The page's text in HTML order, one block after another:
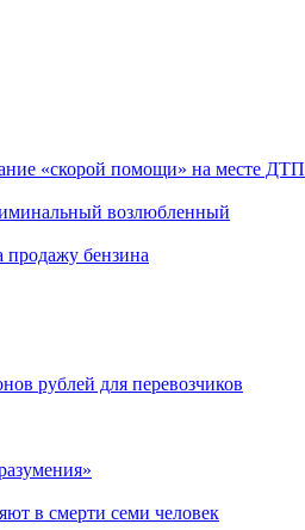
«скорой помощи» на месте ДТП
возлюбленный
продажу бензина
рублей для перевозчиков
в смерти семи человек